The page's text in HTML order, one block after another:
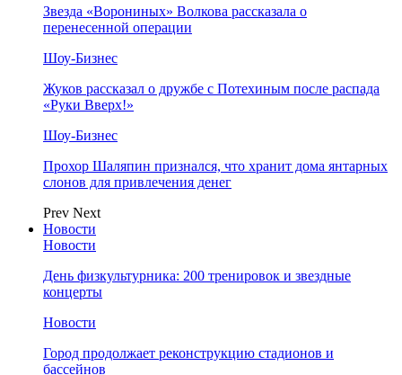
Звезда «Ворониных» Волкова рассказала о
перенесенной операции
Шоу-Бизнес
Жуков рассказал о дружбе с Потехиным после распада
«Руки Вверх!»
Шоу-Бизнес
Прохор Шаляпин признался, что хранит дома янтарных
слонов для привлечения денег
Prev Next
Новости
Новости
День физкультурника: 200 тренировок и звездные
концерты
Новости
Город продолжает реконструкцию стадионов и
бассейнов